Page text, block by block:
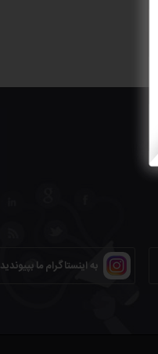
به اینستاگرام ما بپیوندید